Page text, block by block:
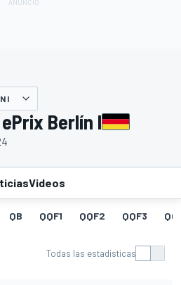
I
Berlín I
Videos
QB QQF1 QQF2 QQF3
Todas las estadísticas